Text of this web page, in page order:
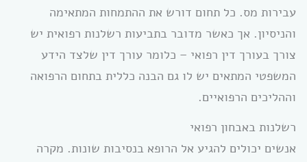
עבירות מס. כל תחום דורש את ההתמחות המתאימה
והניסיון. אך כאשר מדובר בתביעות רשלנות רפואית יש
צורך בעורך דין רפואי – כלומר עורך דין שלצד הידע
המשפטי המתאים יש לו גם הבנה כללית בתחום הרפואה
וההליכים הרפואיים.
רשלנות באבחון רפואי
אנשים יכולים להגיע אל הרופא בנסיבות שונות. מקרה